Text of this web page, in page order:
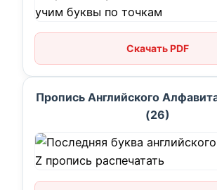
Скачать PDF
Пропись Английского
(26)